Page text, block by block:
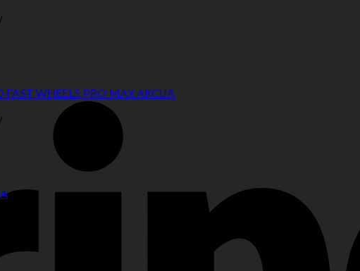
WHEELS PRO MAX AKCIJA